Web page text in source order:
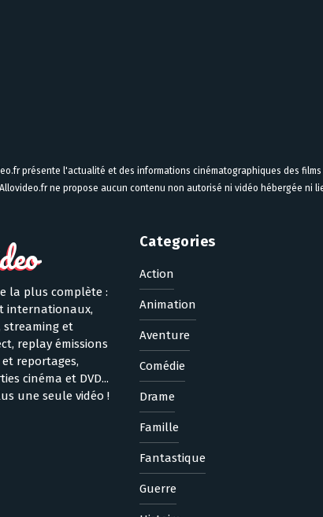
présente l'actualité et des informations cinématographiques des
Allovideo.fr ne propose aucun contenu non autorisé ni vidéo hébergée ni
la plus complète :
internationaux,
streaming et
replay émissions
reportages,
cinéma et DVD...
une seule vidéo !
Categories
Action
Animation
Aventure
Comédie
Drame
Famille
Fantastique
Guerre